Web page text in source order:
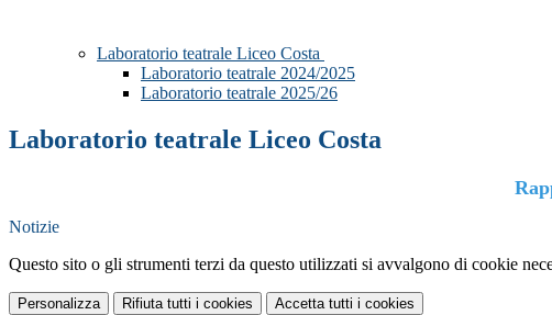
Laboratorio teatrale Liceo Costa
Laboratorio teatrale 2024/2025
Laboratorio teatrale 2025/26
Laboratorio teatrale Liceo Costa
Notizie
Questo sito o gli strumenti terzi da questo utilizzati si avvalgono di cookie
Personalizza Rifiuta tutti i cookies Accetta tutti i cookies